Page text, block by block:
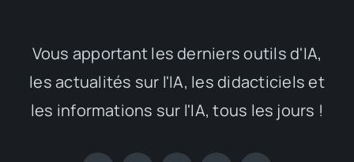
Vous apportant les derniers outils d'IA,
les actualités sur l'IA, les didacticiels et
les informations sur l'IA, tous les jours !